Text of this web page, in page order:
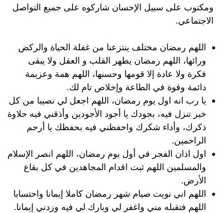
ومكتوب على سبيل الإحسان شاركوه على جميع التواصل
الاجتماعي.
اللهم رمضان مختلف ينتزعنا من غفلة الحياة والركض
ورائها، اللهم رمضان يطهر القلب و العقل ولا يبقى
فكرة ولا عادة إلا قومها وحسنها، اللهم همة وعزيمة
دائمة وقوة في الطاعة وإخلاص تام لك.
يا رب انه اول يوم رمضان، اللهم اجعل لي نصيبا من كل
خير تنزل فيه، بجودك يا أجود الأجودين وأذقني فيه حلاوة
ذكرك، وأداء شكرك واحفظني فيه بحفظك يا أرحم
الراحمين.
اول اذان الفجر في أول يوم رمضان، اللهم انصر الإسلام
والمسلمين اللهم ثبت اقدام المجاهدين في كل بقاع
الأرض.
اللهم اني نويت صيام شهر رمضان كاملا إيمانا واحتسابا
اللهم فتقبله مني واغفر لي وبارك لي فيه وزدني إيمانا.